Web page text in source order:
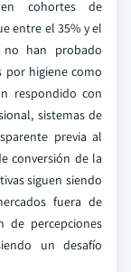
en cohortes de
entre el 35% y el
han probado
por higiene como
respondido con
sistemas de
previa al
conversión de la
siguen siendo
fuera de
de percepciones
un desafío